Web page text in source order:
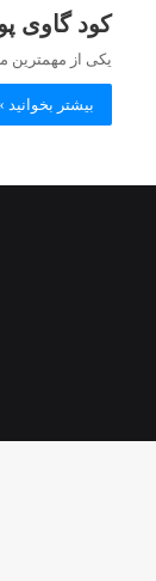
کود گاوی
یکی از مهمترین
بیشتر بخوانید